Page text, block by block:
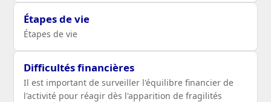
Étapes de vie
Étapes de vie
Difficultés financières
Il est important de surveiller l'équilibre financier de
l'activité pour réagir dès l'apparition de fragilités